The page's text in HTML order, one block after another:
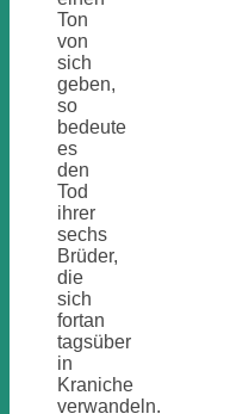
Ton
von
sich
geben,
so
bedeute
es
den
Tod
ihrer
sechs
Brüder,
die
sich
fortan
tagsüber
in
Kraniche
verwandeln.